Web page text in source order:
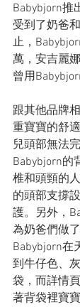
Babybjorn推
受到了奶爸
止，
萬，安吉麗
曾用
跟其他品牌
重寶寶的舒
兒頭部無法
Babybjorn的
椎和頭頸的
的頭部支撐
護。另外，
為奶爸們做
Babybjorn在
到牛仔色、
袋，而詳情
著背袋裡寶